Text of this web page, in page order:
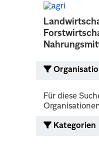
Für diese
Kategorien